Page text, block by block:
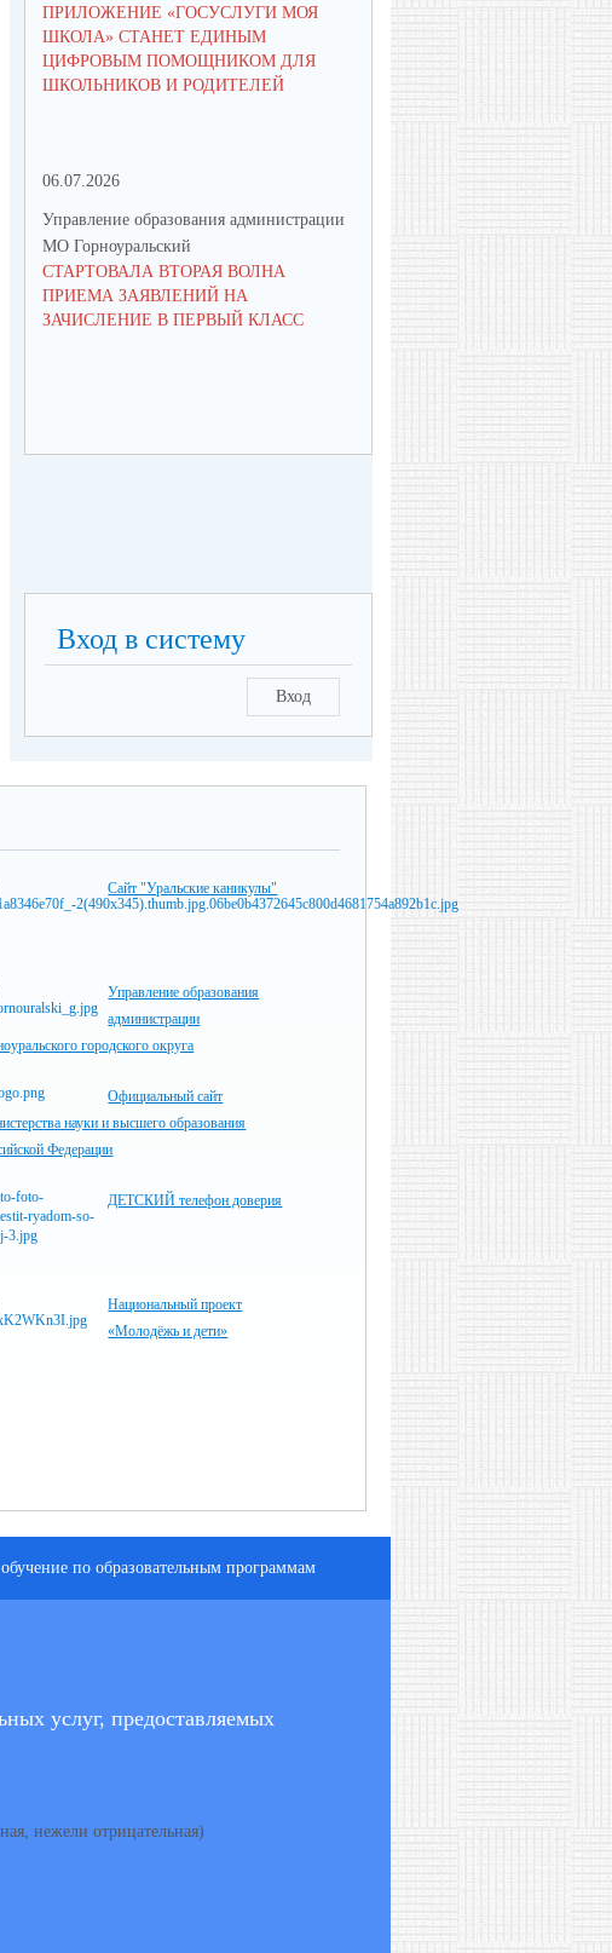
ПРИЛОЖЕНИЕ «ГОСУСЛУГИ МОЯ
ШКОЛА» СТАНЕТ ЕДИНЫМ
ЦИФРОВЫМ ПОМОЩНИКОМ ДЛЯ
ШКОЛЬНИКОВ И РОДИТЕЛЕЙ
06.07.2026
Управление образования администрации
МО Горноуральский
СТАРТОВАЛА ВТОРАЯ ВОЛНА
ПРИЕМА ЗАЯВЛЕНИЙ НА
ЗАЧИСЛЕНИЕ В ПЕРВЫЙ КЛАСС
ОКРУГА ГОРНОУРАЛЬСКИЙ
Управление образования
МО Горноуральский
Вход в систему
Вход
Сайт "Уральские каникулы"
Управление образования
администрации
городского округа
Официальный сайт
науки и высшего образования
Федерации
ДЕТСКИЙ телефон доверия
Национальный проект
«Молодёжь и дети»
по образовательным программам
услуг, предоставляемых
нежели отрицательная)